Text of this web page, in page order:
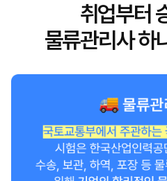
취업부터
물류관리사 하